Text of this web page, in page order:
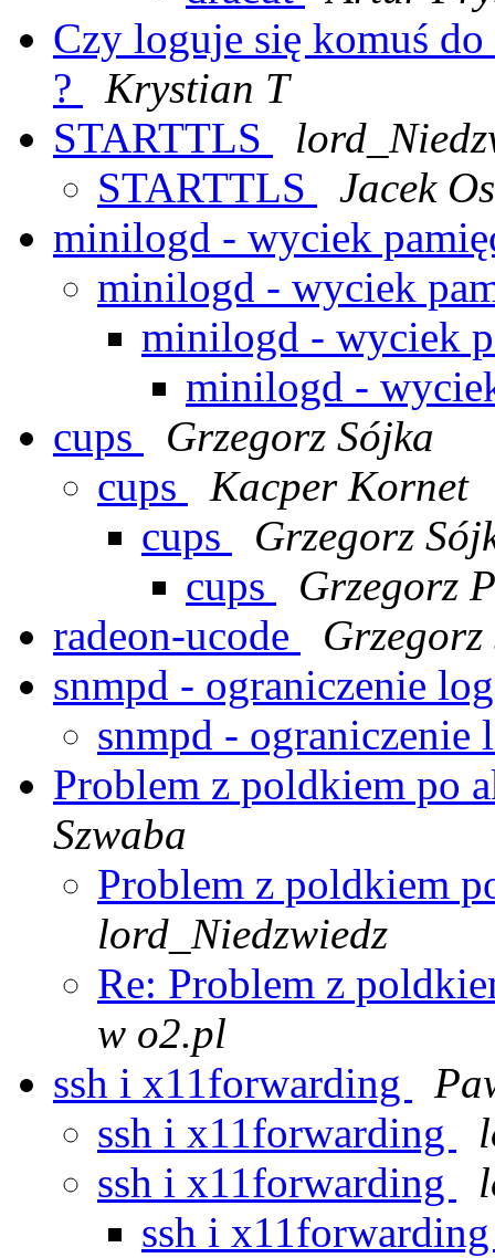
Czy loguje się komuś
?
Krystian T
STARTTLS
STARTTLS
Jacek
minilogd - wyciek
minilogd - wyciek
minilogd - wyciek
minilogd -
cups
Grzegorz Sójka
cups
Kacper Kornet
cups
Grzegorz
cups
Grzegorz
radeon-ucode
Grzegorz
snmpd - ograniczenie
snmpd -
Problem z poldkiem po
Szwaba
Problem z poldkiem
lord_Niedzwiedz
Re: Problem z
w o2.pl
ssh i x11forwarding
ssh i x11forwarding
ssh i x11forwarding
ssh i